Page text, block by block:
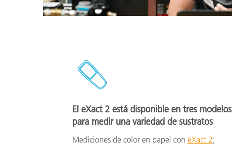
El eXact 2 está disponible en tres modelos
para medir una variedad de sustratos
Mediciones de color en papel con eXact 2;